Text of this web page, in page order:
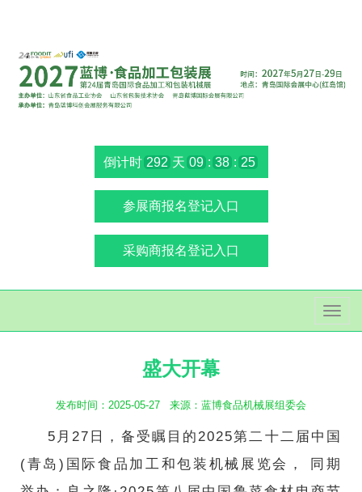
倒计时 292 天 09 : 38 : 22
参展商报名登记入口
采购商报名登记入口
切
盛大开幕
发布时间：2025-05-27 来源：蓝博食品机械展组委会
5月27日，备受瞩目的2025第二十二届中国
(青岛)国际食品加工和包装机械展览会， 同期